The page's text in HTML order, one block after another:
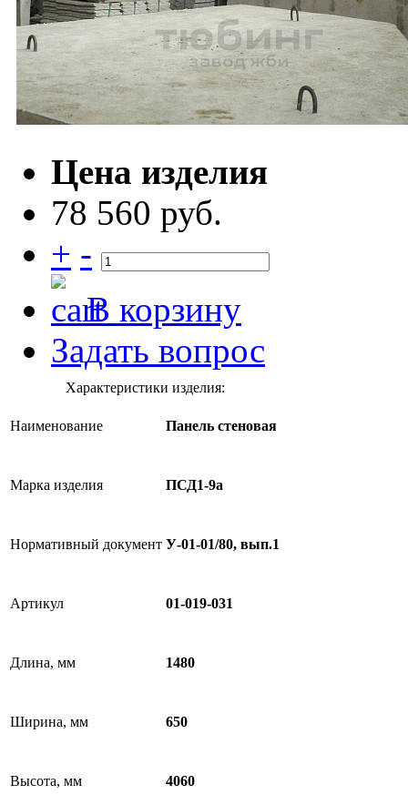
Цена изделия
78 560 руб.
+ -
В корзину
Задать вопрос
Характеристики изделия:
Наименование Панель стеновая
Марка изделия ПСД1-9а
Нормативный документ У-01-01/80, вып.1
Артикул 01-019-031
Длина, мм 1480
Ширина, мм 650
Высота, мм 4060